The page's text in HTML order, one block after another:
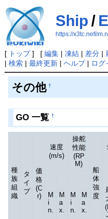
Ship /
https://
[ トップ] [ 編集| 凍結| 差分|
| 検索| 最終更新| ヘルプ| ログ
その他 †
GO 一覧 †
種
族
組
織
タ
イ
プ
価
格
(C
r)
速度
(m/s)
操舵
性能
(RP
M)
船
体
強
度
M
i
n.
M
a
x.
M
i
n.
M
a
x.